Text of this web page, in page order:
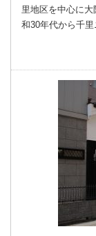
里地区を中心に
和30年代から千